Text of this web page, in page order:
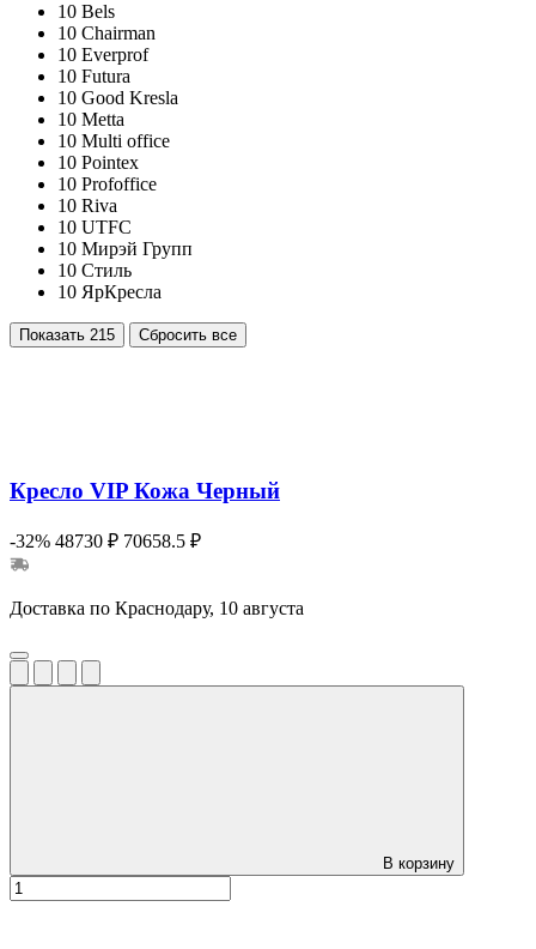
10 Bels
10 Chairman
10 Everprof
10 Futura
10 Good Kresla
10 Metta
10 Multi office
10 Pointex
10 Profoffice
10 Riva
10 UTFC
10 Мирэй Групп
10 Стиль
10 ЯрКресла
Показать 215 Сбросить все
Кресло VIP Кожа Черный
-32% 48730 ₽ 70658.5 ₽
Доставка по Краснодару, 10 августа
В корзину